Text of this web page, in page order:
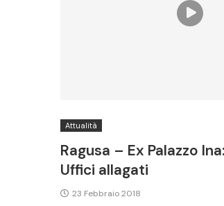
Attualità
Ragusa – Ex Palazzo
Uffici allagati
23 Febbraio 2018